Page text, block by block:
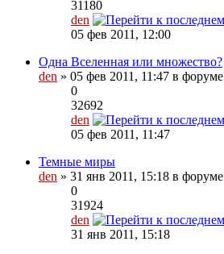
31180
den
05 фев 2011, 12:00
Одна Вселенная или множество?
den » 05 фев 2011, 11:47 в форуме
0
32692
den
05 фев 2011, 11:47
Темные миры
den » 31 янв 2011, 15:18 в форуме
0
31924
den
31 янв 2011, 15:18